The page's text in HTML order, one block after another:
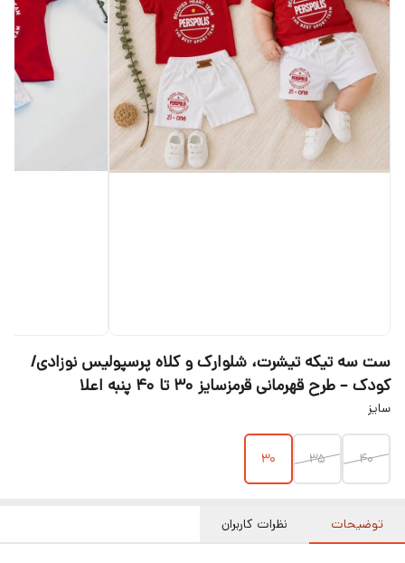
ست سه تیکه تیشرت، شلوارک و کلاه پرسپولیس نوزادی/
کودک – طرح قهرمانی قرمزسایز ۳۰ تا ۴۰ پنبه اعلا
سایز
40
35
30
توضیحات نظرات کاربران